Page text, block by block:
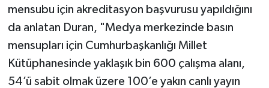
mensubu için akreditasyon başvurusu yapıldığını
da anlatan Duran, "Medya merkezinde basın
mensupları için Cumhurbaşkanlığı Millet
Kütüphanesinde yaklaşık bin 600 çalışma alanı,
54’ü sabit olmak üzere 100’e yakın canlı yayın